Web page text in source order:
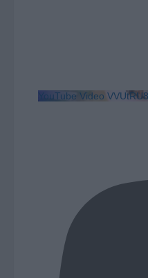
YouTube Video